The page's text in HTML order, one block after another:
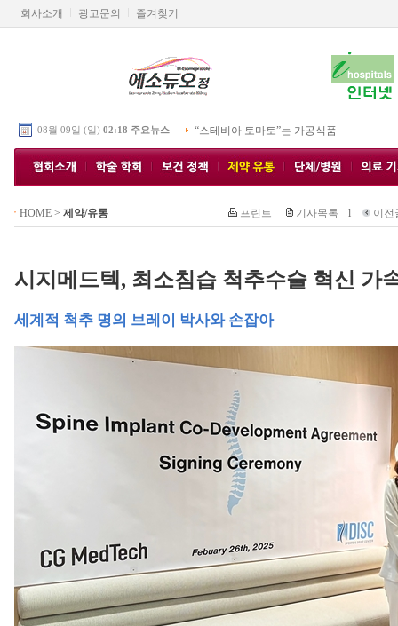
회사소개 광고문의 즐겨찾기
08월 09일 (일) 02:18 주요뉴스 “스테비아 토마토”는 가공식품
HOME> 제약/유통 프린트 기사목록 l 이전
시지메드텍, 최소침습 척추수술 혁신 가
세계적 척추 명의 브레이 박사와 손잡아